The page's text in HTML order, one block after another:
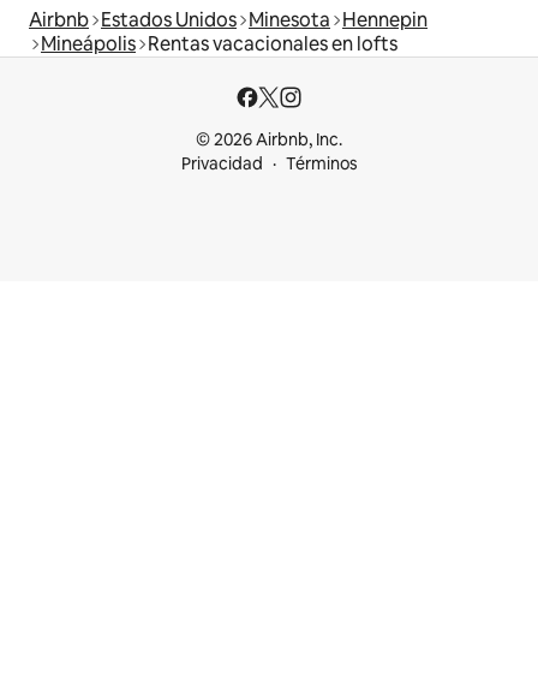
Airbnb Estados Unidos Minesota Hennepin
Mineápolis Rentas vacacionales en lofts
© 2026 Airbnb, Inc.
Privacidad
Términos